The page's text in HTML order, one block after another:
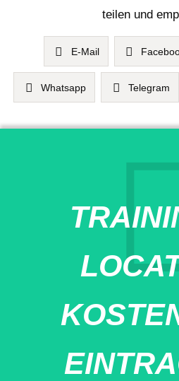
teilen und
E-Mail
Whatsapp Telegram